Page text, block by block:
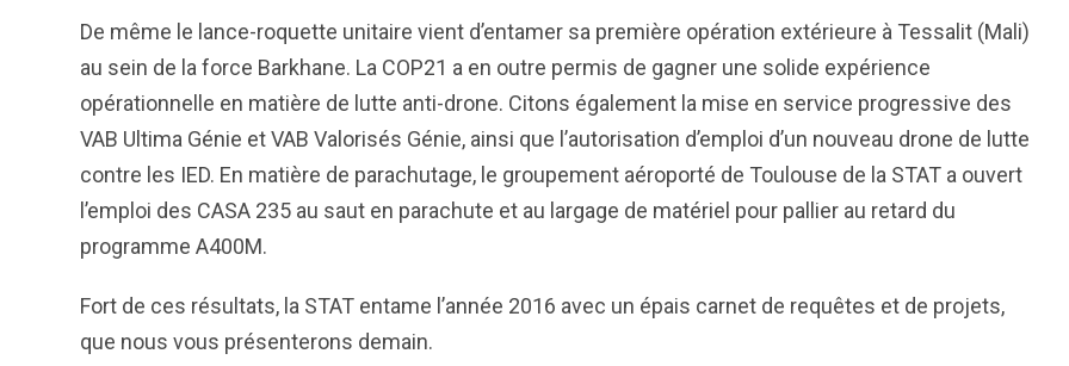
De même le lance-roquette unitaire vient d’entamer sa première opération extérieure à Tessalit (Mali)
au sein de la force Barkhane. La COP21 a en outre permis de gagner une solide expérience
opérationnelle en matière de lutte anti-drone. Citons également la mise en service progressive des
VAB Ultima Génie et VAB Valorisés Génie, ainsi que l’autorisation d’emploi d’un nouveau drone de lutte
contre les IED. En matière de parachutage, le groupement aéroporté de Toulouse de la STAT a ouvert
l’emploi des CASA 235 au saut en parachute et au largage de matériel pour pallier au retard du
programme A400M.
Fort de ces résultats, la STAT entame l’année 2016 avec un épais carnet de requêtes et de projets,
que nous vous présenterons demain.